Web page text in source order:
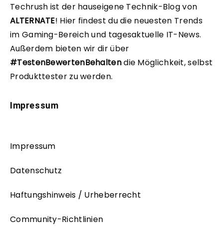
Techrush ist der hauseigene Technik-Blog von
ALTERNATE! Hier findest du die neuesten Trends
im Gaming-Bereich und tagesaktuelle IT-News.
Außerdem bieten wir dir über
#TestenBewertenBehaltendie Möglichkeit, selbst
Produkttester zu werden.
Impressum
Impressum
Datenschutz
Haftungshinweis / Urheberrecht
Community-Richtlinien